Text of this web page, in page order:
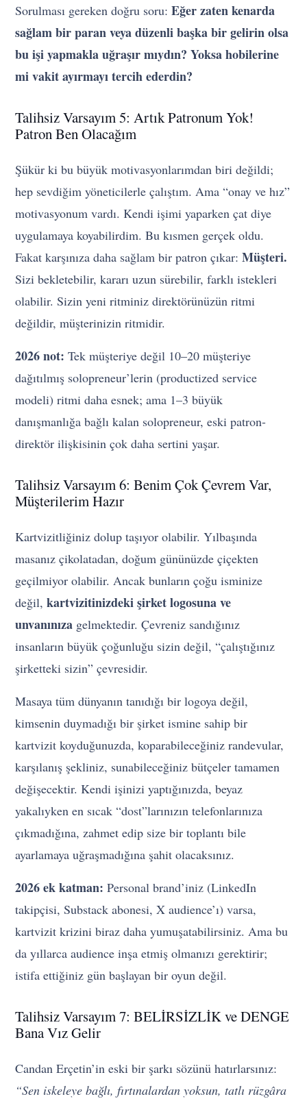
Sorulması gereken doğru soru:Eğer zaten kenarda
sağlam bir paran veya düzenli başka bir gelirin olsa
bu işi yapmakla uğraşır mıydın? Yoksa hobilerine
mi vakit ayırmayı tercih ederdin?
Talihsiz Varsayım 5: Artık Patronum Yok!
Patron Ben Olacağım
Şükür ki bu büyük motivasyonlarımdan biri değildi;
hep sevdiğim yöneticilerle çalıştım. Ama “onay ve hız”
motivasyonum vardı. Kendi işimi yaparken çat diye
uygulamaya koyabilirdim. Bu kısmen gerçek oldu.
Fakat karşınıza daha sağlam bir patron çıkar:Müşteri.
Sizi bekletebilir, kararı uzun sürebilir, farklı istekleri
olabilir. Sizin yeni ritminiz direktörünüzün ritmi
değildir, müşterinizin ritmidir.
2026 not: Tek müşteriye değil 10–20 müşteriye
dağıtılmış solopreneur’lerin (productized service
modeli) ritmi daha esnek; ama 1–3 büyük
danışmanlığa bağlı kalan solopreneur, eski patron-
direktör ilişkisinin çok daha sertini yaşar.
Talihsiz Varsayım 6: Benim Çok Çevrem Var,
Müşterilerim Hazır
Kartvizitliğiniz dolup taşıyor olabilir. Yılbaşında
masanız çikolatadan, doğum gününüzde çiçekten
geçilmiyor olabilir. Ancak bunların çoğu isminize
değil,kartvizitinizdeki şirket logosuna ve
unvanınıza gelmektedir. Çevreniz sandığınız
insanların büyük çoğunluğu sizin değil, “çalıştığınız
şirketteki sizin” çevresidir.
Masaya tüm dünyanın tanıdığı bir logoya değil,
kimsenin duymadığı bir şirket ismine sahip bir
kartvizit koyduğunuzda, koparabileceğiniz randevular,
karşılanış şekliniz, sunabileceğiniz bütçeler tamamen
değişecektir. Kendi işinizi yaptığınızda, beyaz
yakalıyken en sıcak “dost”larınızın telefonlarınıza
çıkmadığına, zahmet edip size bir toplantı bile
ayarlamaya uğraşmadığına şahit olacaksınız.
2026 ek katman: Personal brand’iniz (LinkedIn
takipçisi, Substack abonesi, X audience’ı) varsa,
kartvizit krizini biraz daha yumuşatabilirsiniz. Ama bu
da yıllarca audience inşa etmiş olmanızı gerektirir;
istifa ettiğiniz gün başlayan bir oyun değil.
Talihsiz Varsayım 7: BELİRSİZLİK ve DENGE
Bana Vız Gelir
Candan Erçetin’in eski bir şarkı sözünü hatırlarsınız:
“Sen iskeleye bağlı, fırtınalardan yoksun, tatlı rüzgâra